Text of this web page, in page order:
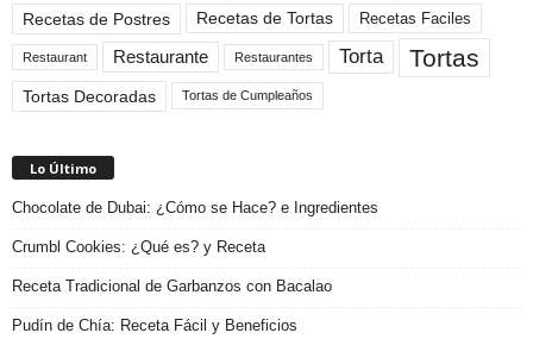
Recetas de Postres
Recetas de Tortas Recetas Faciles
Restaurant Restaurante Restaurantes Torta Tortas
Tortas Decoradas Tortas de Cumpleaños
Lo Último
Chocolate de Dubai: ¿Cómo se Hace? e Ingredientes
Crumbl Cookies: ¿Qué es? y Receta
Receta Tradicional de Garbanzos con Bacalao
Pudín de Chía: Receta Fácil y Beneficios